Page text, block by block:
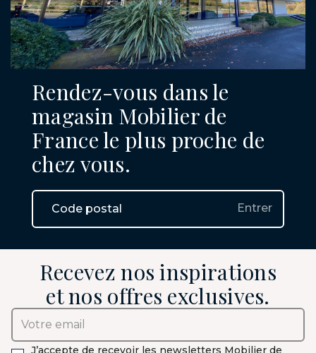
Rendez-vous dans le
magasin Mobilier de
France le plus proche de
chez vous.
Entrer
Recevez nos inspirations
et nos offres exclusives.
J’accepte de recevoir les newsletters Mobilier de